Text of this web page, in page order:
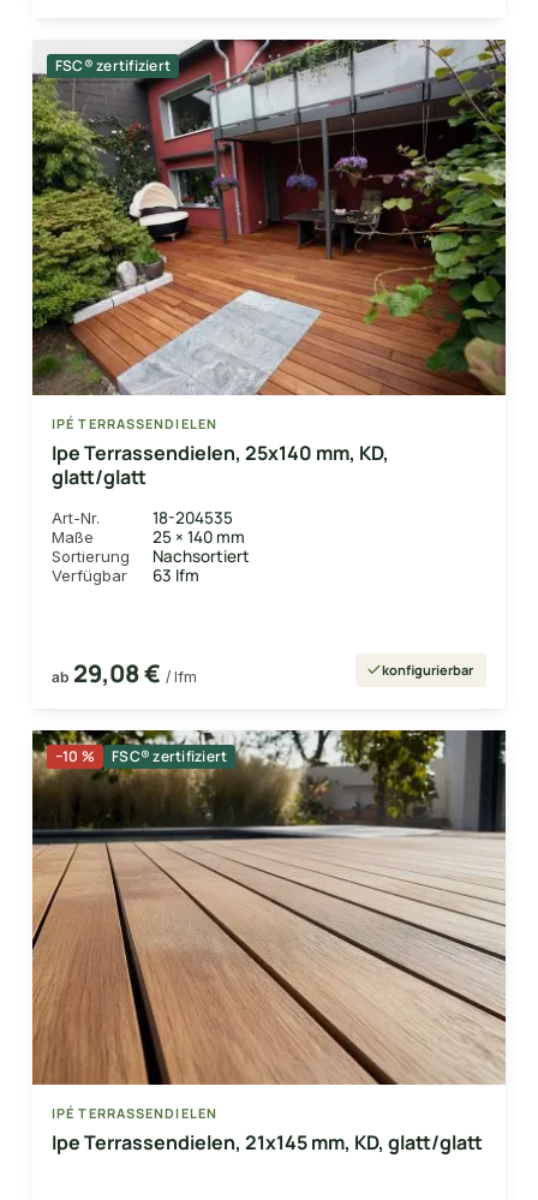
FSC® zertifiziert
IPÉ TERRASSENDIELEN
Ipe Terrassendielen, 25x140 mm, KD,
glatt/glatt
Art-Nr. 18-204535
Maße 25 × 140 mm
Sortierung Nachsortiert
Verfügbar 63 lfm
ab 29,08 € / lfm konfigurierbar
−10 % FSC® zertifiziert
IPÉ TERRASSENDIELEN
Ipe Terrassendielen, 21x145 mm, KD, glatt/glatt